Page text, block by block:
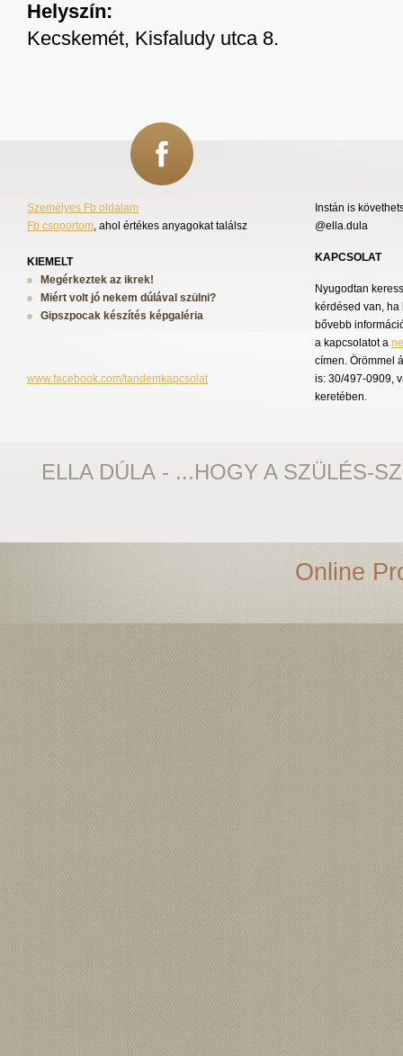
Helyszín:
Kecskemét, Kisfaludy utca 8.
Személyes Fb oldalam
Fb csoportom, ahol értékes anyagokat találsz
KIEMELT
Megérkeztek az ikrek!
Miért volt jó nekem dúlával szülni?
Gipszpocak készítés képgaléria
www.facebook.com/tandemkapcsolat
Instán is
@ella.dula
KAPCSOLAT
Nyugodtan
kérdésed van,
bővebb
a kapcsolatot a
címen. Örömmel
is: 30/497-0909,
keretében.
ELLA DÚLA - ...HOGY A SZÜLÉS-
Online